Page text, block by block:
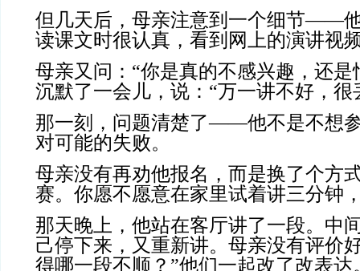
但几天后，母亲注意到一个细节——
读课文时很认真，看到网上的演讲视
母亲又问：“你是真的不感兴趣，还是
沉默了一会儿，说：“万一讲不好，很
那一刻，问题清楚了——他不是不想
对可能的失败。
母亲没有再劝他报名，而是换了个方
赛。你愿不愿意在家里试着讲三分钟
那天晚上，他站在客厅讲了一段。中
己停下来，又重新讲。母亲没有评价
得哪一段不顺？”他们一起改了改表达